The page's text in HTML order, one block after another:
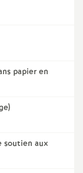
papier en
soutien aux